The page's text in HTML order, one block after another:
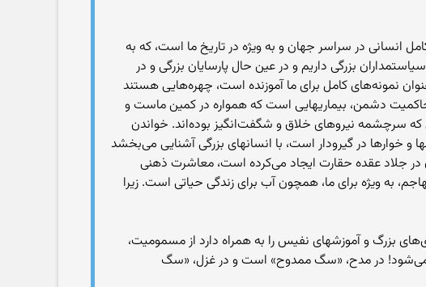
انسانی در سراسر جهان و به ویژه در تاریخ ما است، که به
بزرگی داریم و در عین حال پارسایان بزرگی و در
نمونه‌های کامل برای ما آموزنده است، چهره‌هایی هستند
دشمن، بیماریهایی است که همواره در کمین ماست و
که سرچشمه نیروهای خلاق و شگفت‌انگیز بوده‌اند. خواندن
خوارها در گیرودار است، با انسانهای بزرگی آشنایی می‌بخشد
جلاد عقده حقارت ایجاد می‌کرده است، معاشرت ذهنی
به ویژه برای ما، همچون آب برای زندگی حیاتی است. زیرا
بزرگ و آموزشهای نفیس را به همراه دارد از مسمومیت،
می‌شود! در مدح، «سگ ممدوح» است و در غزل، «سگ